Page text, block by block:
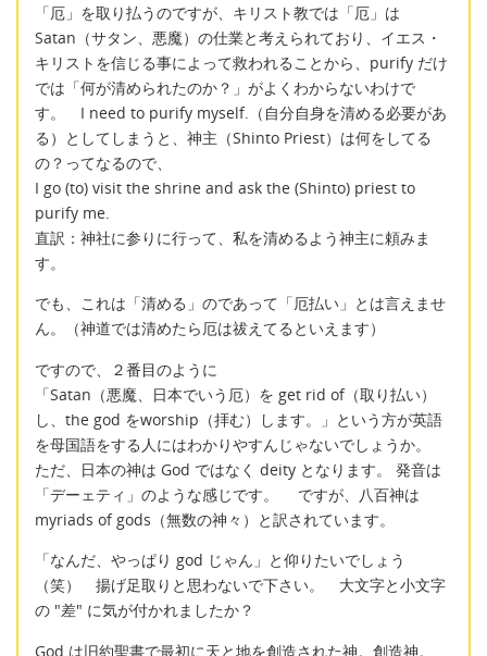
「厄」を取り払うのですが、キリスト教では「厄」は
Satan（サタン、悪魔）の仕業と考えられており、イエス・
キリストを信じる事によって救われることから、purify だけ
では「何が清められたのか？」がよくわからないわけで
す。 I need to purify myself.（自分自身を清める必要があ
る）としてしまうと、神主（Shinto Priest）は何をしてる
の？ってなるので、
I go (to) visit the shrine and ask the (Shinto) priest to
purify me.
直訳：神社に参りに行って、私を清めるよう神主に頼みま
す。
でも、これは「清める」のであって「厄払い」とは言えませ
ん。（神道では清めたら厄は祓えてるといえます）
ですので、２番目のように
「Satan（悪魔、日本でいう厄）を get rid of（取り払い）
し、the god をworship（拝む）します。」という方が英語
を母国語をする人にはわかりやすんじゃないでしょうか。
ただ、日本の神は God ではなく deity となります。 発音は
「デーェティ」のような感じです。 ですが、八百神は
myriads of gods（無数の神々）と訳されています。
「なんだ、やっぱり god じゃん」と仰りたいでしょう
（笑） 揚げ足取りと思わないで下さい。 大文字と小文字
の "差" に気が付かれましたか？
God は旧約聖書で最初に天と地を創造された神。創造神。